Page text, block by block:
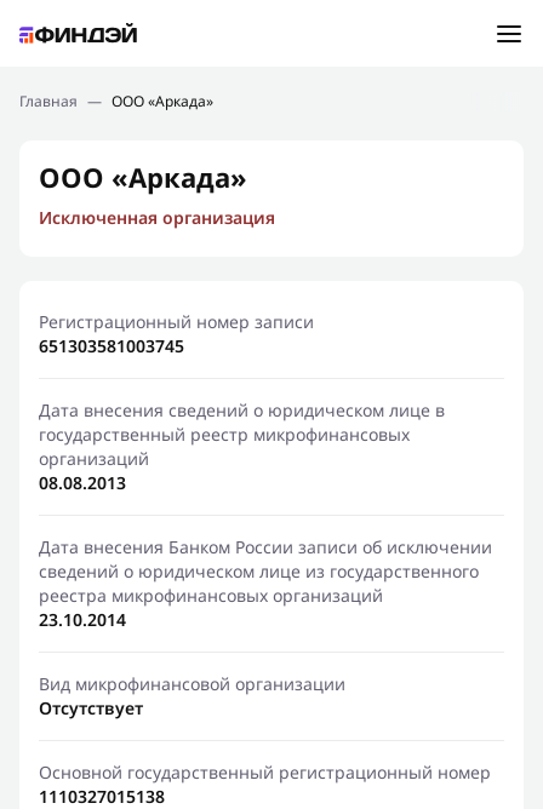
Подбор займа
Новости
Финансовое просвещение
Главная — ООО «Аркада»
ООО «Аркада»
Исключенная организация
Регистрационный номер записи
651303581003745
Дата внесения сведений о юридическом лице в
государственный реестр микрофинансовых
организаций
08.08.2013
Дата внесения Банком России записи об исключении
сведений о юридическом лице из государственного
реестра микрофинансовых организаций
23.10.2014
Вид микрофинансовой организации
Отсутствует
Основной государственный регистрационный номер
1110327015138
Ошибка:Контактная форма не найдена.
Спасибо, что написали нам
Мы свяжемся с Вами в ближайшее время и сообщим
результат
Отправить новый запрос